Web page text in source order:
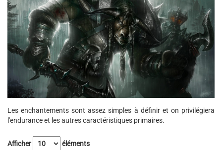
Les enchantements sont assez simples à définir et on privilégiera
l'endurance et les autres caractéristiques primaires.
Afficher éléments